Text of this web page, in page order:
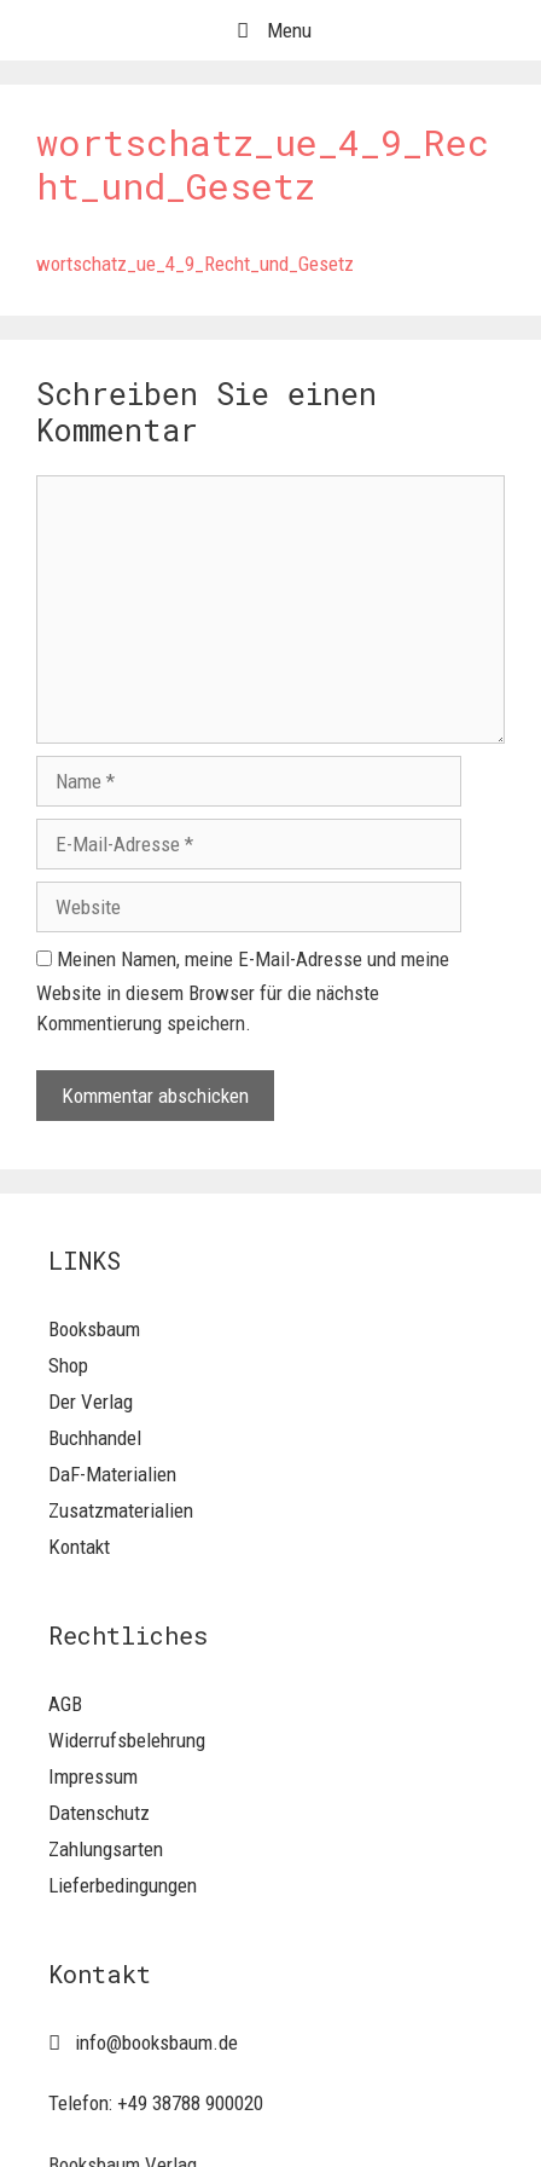
Menu
wortschatz_ue_4_9_Rec
ht_und_Gesetz
wortschatz_ue_4_9_Recht_und_Gesetz
Schreiben Sie einen
Kommentar
Meinen Namen, meine E-Mail-Adresse und meine
Website in diesem Browser für die nächste
Kommentierung speichern.
LINKS
Booksbaum
Shop
Der Verlag
Buchhandel
DaF-Materialien
Zusatzmaterialien
Kontakt
Rechtliches
AGB
Widerrufsbelehrung
Impressum
Datenschutz
Zahlungsarten
Lieferbedingungen
Kontakt
info@booksbaum.de
Telefon: +49 38788 900020